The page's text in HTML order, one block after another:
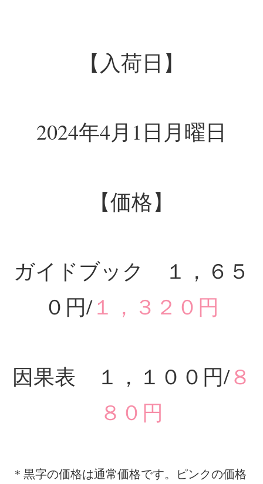
【入荷日】
2024年4月1日月曜日
【価格】
ガイドブック １，６５
０円/１，３２０円
因果表 １，１００円/８
８０円
＊黒字の価格は通常価格です。ピンクの価格